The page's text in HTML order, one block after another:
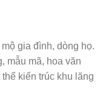
gia đình, dòng họ.
mẫu mã, hoa văn
kiến trúc khu lăng